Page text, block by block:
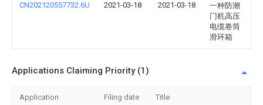
CN202120557732.6U 2021-03-18 2021-03-18
一种防潮
门机高压
电缆卷筒
滑环箱
Applications Claiming Priority (1)
Application Filing date Title